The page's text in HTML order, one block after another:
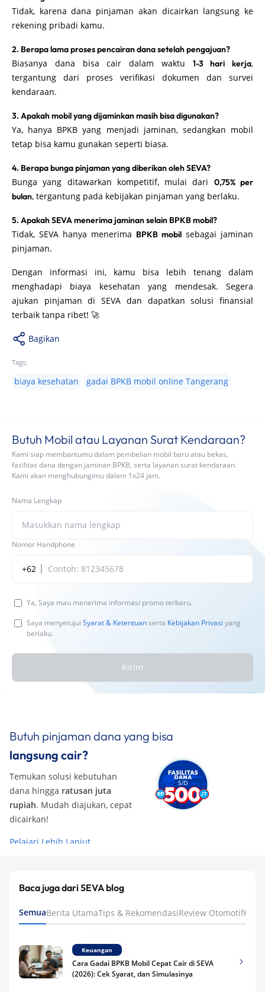
Tidak, karena dana pinjaman akan dicairkan langsung ke
rekening pribadi kamu.
2. Berapa lama proses pencairan dana setelah pengajuan?
Biasanya dana bisa cair dalam waktu 1-3 hari kerja,
tergantung dari proses verifikasi dokumen dan survei
kendaraan.
3. Apakah mobil yang dijaminkan masih bisa digunakan?
Ya, hanya BPKB yang menjadi jaminan, sedangkan mobil
tetap bisa kamu gunakan seperti biasa.
4. Berapa bunga pinjaman yang diberikan oleh SEVA?
Bunga yang ditawarkan kompetitif, mulai dari 0,75% per
bulan, tergantung pada kebijakan pinjaman yang berlaku.
5. Apakah SEVA menerima jaminan selain BPKB mobil?
Tidak, SEVA hanya menerima BPKB mobil sebagai jaminan
pinjaman.
Dengan informasi ini, kamu bisa lebih tenang dalam
menghadapi biaya kesehatan yang mendesak. Segera
ajukan pinjaman di SEVA dan dapatkan solusi finansial
terbaik tanpa ribet! 🚀
Bagikan
Tags:
biaya kesehatan gadai BPKB mobil online Tangerang
Butuh Mobil atau Layanan Surat Kendaraan?
Kami siap membantumu dalam pembelian mobil baru atau bekas,
fasilitas dana dengan jaminan BPKB, serta layanan surat kendaraan.
Kami akan menghubungimu dalam 1x24 jam.
Nama Lengkap
Nomor Handphone
+62
Ya, Saya mau menerima informasi promo terbaru.
Saya menyetujui Syarat & Ketentuanserta Kebijakan Privasi yang
berlaku.
Kirim
Butuh pinjaman dana yang bisa
langsung cair?
Temukan solusi kebutuhan
dana hingga ratusan juta
rupiah. Mudah diajukan, cepat
dicairkan!
Pelajari Lebih Lanjut
Baca juga dari SEVA blog
SemuaBerita UtamaTips & RekomendasiReview Otomotif
Keuangan
Cara Gadai BPKB Mobil Cepat Cair di SEVA
(2026): Cek Syarat, dan Simulasinya